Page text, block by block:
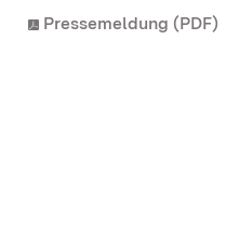
Pressemeldung (PDF)